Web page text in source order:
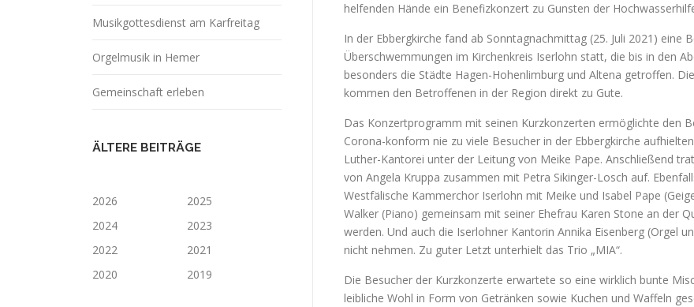
helfenden Hände ein Benefizkonzert zu Gunsten der
In der Ebbergkirche fand ab Sonntagnachmittag (25. Juli 2021)
Überschwemmungen im Kirchenkreis Iserlohn statt, die bis in den
besonders die Städte Hagen-Hohenlimburg und Altena getroffen.
kommen den Betroffenen in der Region direkt zu Gute.
Das Konzertprogramm mit seinen Kurzkonzerten ermöglichte den
Corona-konform nie zu viele Besucher in der Ebbergkirche
Luther-Kantorei unter der Leitung von Meike Pape. Anschließend
von Angela Kruppa zusammen mit Petra Sikinger-Losch auf.
Westfälische Kammerchor Iserlohn mit Meike und Isabel Pape
Walker (Piano) gemeinsam mit seiner Ehefrau Karen Stone an der
werden. Und auch die Iserlohner Kantorin Annika Eisenberg (Orgel
nicht nehmen. Zu guter Letzt unterhielt das Trio „MIA“.
Die Besucher der Kurzkonzerte erwartete so eine wirklich bunte
leibliche Wohl in Form von Getränken sowie Kuchen und Waffeln
Musikgottesdienst am Karfreitag
Orgelmusik in Hemer
Gemeinschaft erleben
ÄLTERE BEITRÄGE
2026
2025
2024
2023
2022
2021
2020
2019